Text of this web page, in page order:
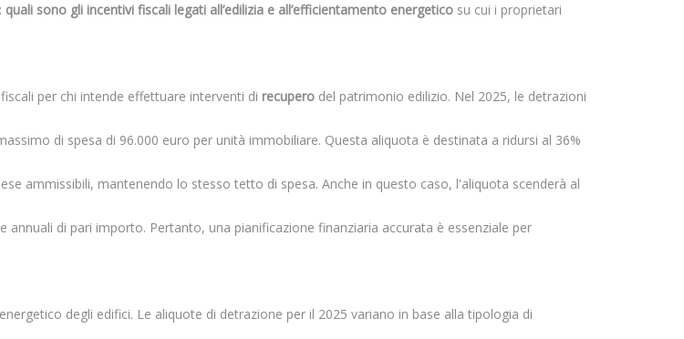
quali sono gli incentivi fiscali legati all’edilizia e all’efficientamento energetico su cui i proprietari
per chi intende effettuare interventi di recupero del patrimonio edilizio. Nel 2025, le detrazioni
di spesa di 96.000 euro per unità immobiliare. Questa aliquota è destinata a ridursi al 36%
ammissibili, mantenendo lo stesso tetto di spesa. Anche in questo caso, l'aliquota scenderà al
di pari importo. Pertanto, una pianificazione finanziaria accurata è essenziale per
energetico degli edifici. Le aliquote di detrazione per il 2025 variano in base alla tipologia di